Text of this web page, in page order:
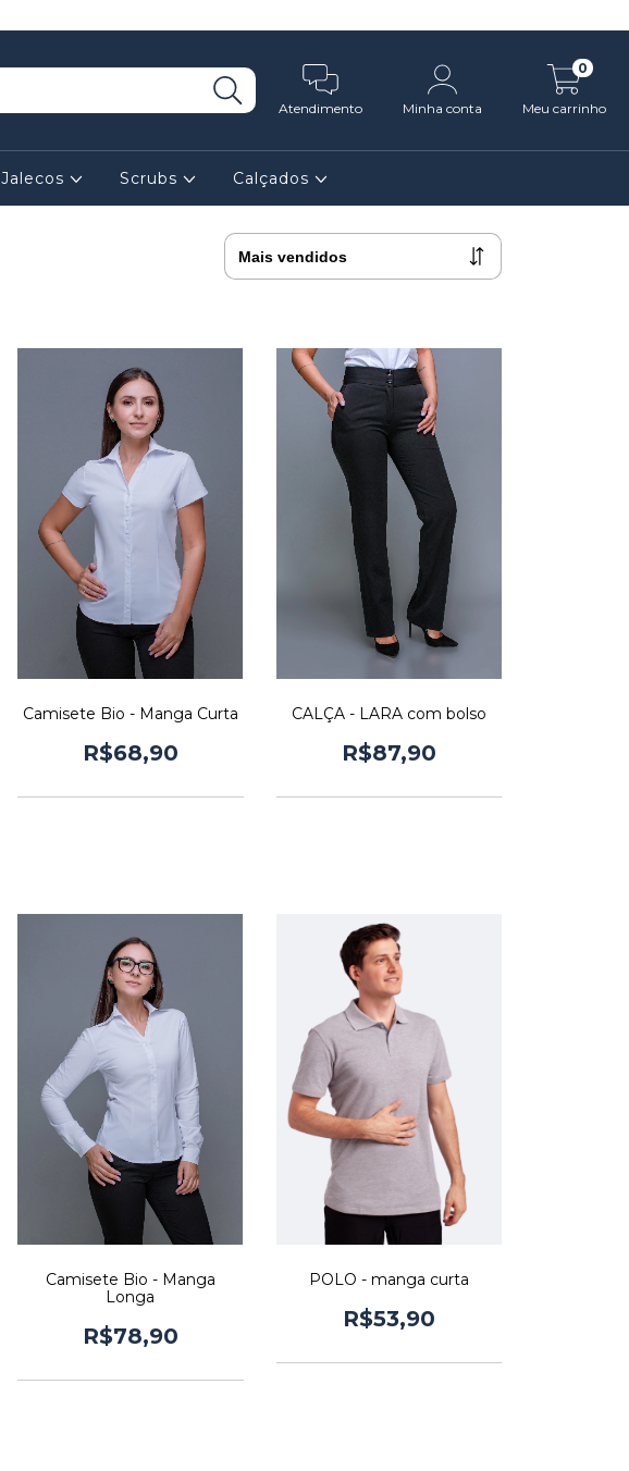
Atendimento Minha conta Meu carrinho
0
Jalecos Scrubs Calçados
Camisete Bio - Manga Curta
R$68,90
CALÇA - LARA com bolso
R$87,90
Camisete Bio - Manga
Longa
R$78,90
POLO - manga curta
R$53,90